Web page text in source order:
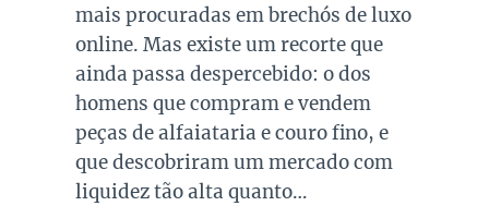
mais procuradas em brechós de luxo
online. Mas existe um recorte que
ainda passa despercebido: o dos
homens que compram e vendem
peças de alfaiataria e couro fino, e
que descobriram um mercado com
liquidez tão alta quanto…